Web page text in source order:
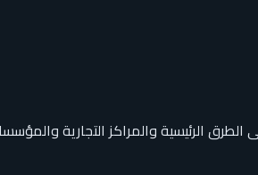
الرئيسية والمراكز التجارية